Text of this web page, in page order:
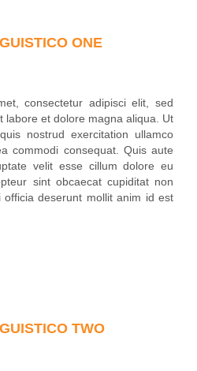
ONE
consectetur adipisci elit, sed
labore et dolore magna aliqua. Ut
nostrud exercitation ullamco
commodi consequat. Quis aute
velit esse cillum dolore eu
sint obcaecat cupiditat non
deserunt mollit anim id est
TWO